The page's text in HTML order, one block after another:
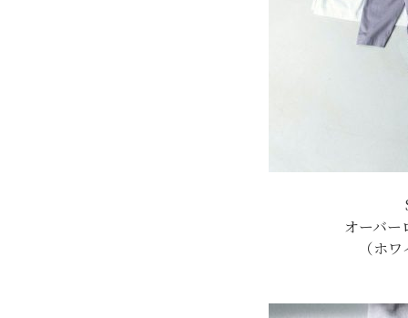
オーバー
（ホ